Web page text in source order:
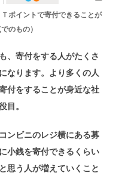
ポイントで寄付できることが
のもの）
、寄付をする人がたくさ
なります。より多くの人
付をすることが身近な社
目。
ンビニのレジ横にある募
小銭を寄付できるくらい
思う人が増えていくこと